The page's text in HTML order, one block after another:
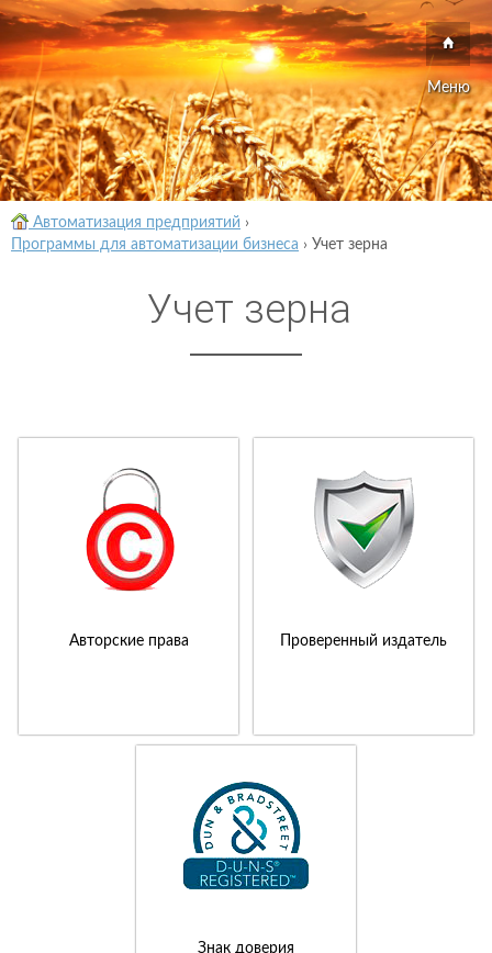
Меню
Автоматизация предприятий ›
Программы для автоматизации бизнеса › Учет зерна
Учет зерна
Авторские права Проверенный издатель
Знак доверия